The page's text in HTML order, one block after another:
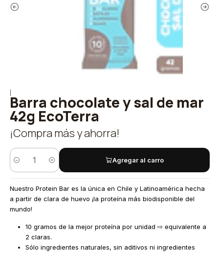
Barra chocolate y sal de mar
42g EcoTerra
¡Compra más y ahorra!
Cantidad
Agregar al carro
Nuestro Protein Bar es la única en Chile y Latinoamérica hecha
a partir de clara de huevo ¡la proteína más biodisponible del
mundo!
10 gramos de la mejor proteína por unidad ⇨ equivalente a
2 claras.
Sólo ingredientes naturales, sin aditivos ni ingredientes